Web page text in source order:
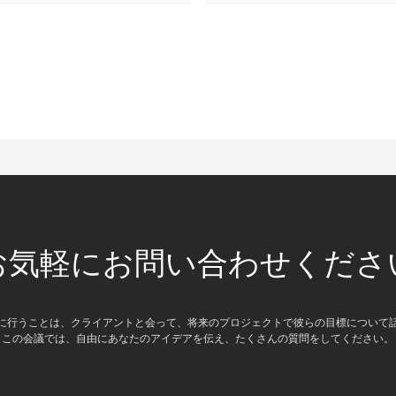
気軽にお問い合わせくださ
行うことは、クライアントと会って、将来のプロジェクトで彼らの目標について
この会議では、自由にあなたのアイデアを伝え、たくさんの質問をしてください。